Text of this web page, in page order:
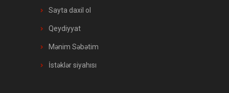
Sayta daxil ol
Qeydiyyat
Mənim Səbətim
İstəklər siyahısı